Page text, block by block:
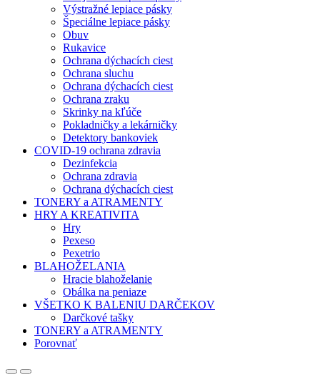
Výstražné lepiace pásky
Špeciálne lepiace pásky
Obuv
Rukavice
Ochrana dýchacích ciest
Ochrana sluchu
Ochrana dýchacích ciest
Ochrana zraku
Skrinky na kľúče
Pokladničky a lekárničky
Detektory bankoviek
COVID-19 ochrana zdravia
Dezinfekcia
Ochrana zdravia
Ochrana dýchacích ciest
TONERY a ATRAMENTY
HRY A KREATIVITA
Hry
Pexeso
Pexetrio
BLAHOŽELANIA
Hracie blahoželanie
Obálka na peniaze
VŠETKO K BALENIU DARČEKOV
Darčkové tašky
TONERY a ATRAMENTY
Porovnať
OpenClose